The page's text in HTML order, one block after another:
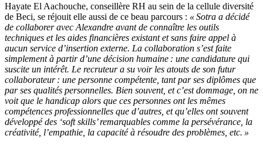
Hayate El Aachouche, conseillère RH au sein de la cellule diversité
de Beci, se réjouit elle aussi de ce beau parcours : «Sotra a décidé
de collaborer avec Alexandre avant de connaître les outils
techniques etles aides financières existant et sans faire appel à
aucun service d’insertion externe. La collaboration s’est faite
simplement à partir d’une décision humaine : une candidature qui
suscite un intérêt. Le recruteur a su voir les atouts de son futur
collaborateur : une personne compétente , tantpar ses diplômes que
parses qualités personnelles. Bien souvent, et c’est dommage, on ne
voit que le handicap alors que ces personnes ont les mêmes
compétences professionnelles que d’autres, et qu’elles ont souvent
développé des ‘softskills’remarquables comme la persévérance, la
créativité, l’empathie, la capacité à résoudre des problèmes, etc. »